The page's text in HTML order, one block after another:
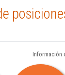
Información